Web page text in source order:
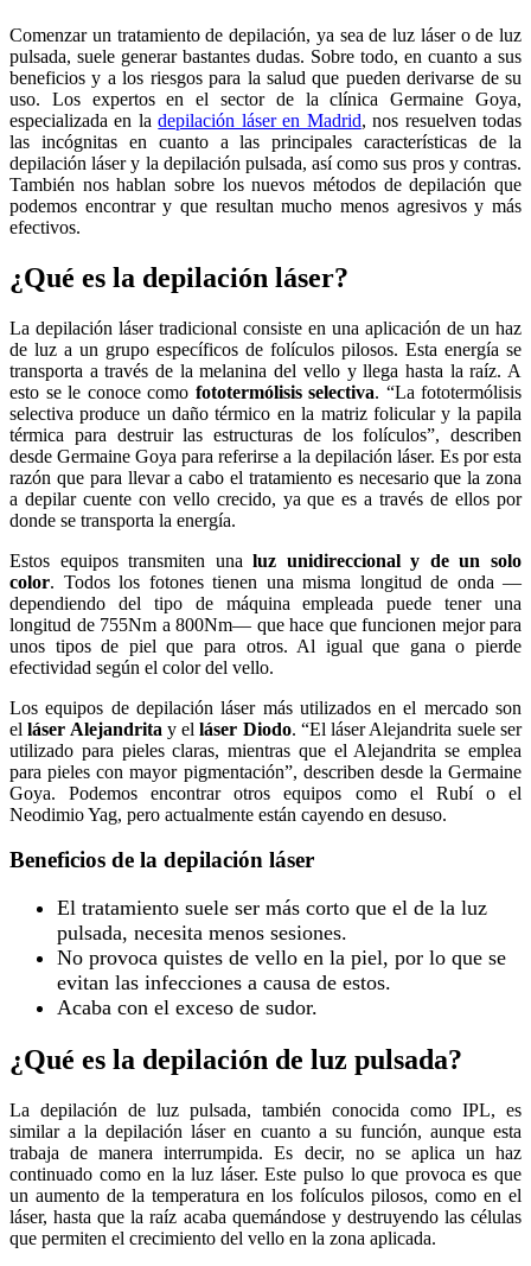
Comenzar un tratamiento de depilación, ya sea de luz láser o de luz
pulsada, suele generar bastantes dudas. Sobre todo, en cuanto a sus
beneficios y a los riesgos para la salud que pueden derivarse de su
uso. Los expertos en el sector de la clínica Germaine Goya,
especializada en ladepilación láser en Madrid, nos resuelven todas
las incógnitas en cuanto a las principales características de la
depilación láser y la depilación pulsada, así como sus pros y contras.
También nos hablan sobre los nuevos métodos de depilación que
podemos encontrar y que resultan mucho menos agresivos y más
efectivos.
¿Qué es la depilación láser?
La depilación láser tradicional consiste en una aplicación de un haz
de luz a un grupo específicos de folículos pilosos. Esta energía se
transporta a través de la melanina del vello y llega hasta la raíz. A
esto se le conoce como fototermólisis selectiva. “La fototermólisis
selectiva produce un daño térmico en la matriz folicular y la papila
térmica para destruir las estructuras de los folículos”, describen
desde Germaine Goya para referirse a la depilación láser. Es por esta
razón que para llevar a cabo el tratamiento es necesario que la zona
a depilar cuente con vello crecido, ya que es a través de ellos por
donde se transporta la energía.
Estos equipos transmiten unaluz unidireccional y de un solo
color. Todos los fotones tienen una misma longitud de onda —
dependiendo del tipo de máquina empleada puede tener una
longitud de 755Nm a 800Nm— que hace que funcionen mejor para
unos tipos de piel que para otros. Al igual que gana o pierde
efectividad según el color del vello.
Los equipos de depilación láser más utilizados en el mercado son
elláser Alejandrita y elláser Diodo. “El láser Alejandrita suele ser
utilizado para pieles claras, mientras que el Alejandrita se emplea
para pieles con mayor pigmentación”, describen desde la Germaine
Goya. Podemos encontrar otros equipos como el Rubí o el
Neodimio Yag, pero actualmente están cayendo en desuso.
Beneficios de la depilación láser
El tratamiento suele ser más corto que el de la luz
pulsada, necesita menos sesiones.
No provoca quistes de vello en la piel, por lo que se
evitan las infecciones a causa de estos.
Acaba con el exceso de sudor.
¿Qué es la depilación de luz pulsada?
La depilación de luz pulsada, también conocida como IPL, es
similar a la depilación láser en cuanto a su función, aunque esta
trabaja de manera interrumpida. Es decir, no se aplica un haz
continuado como en la luz láser. Este pulso lo que provoca es que
un aumento de la temperatura en los folículos pilosos, como en el
láser, hasta que la raíz acaba quemándose y destruyendo las células
que permiten el crecimiento del vello en la zona aplicada.